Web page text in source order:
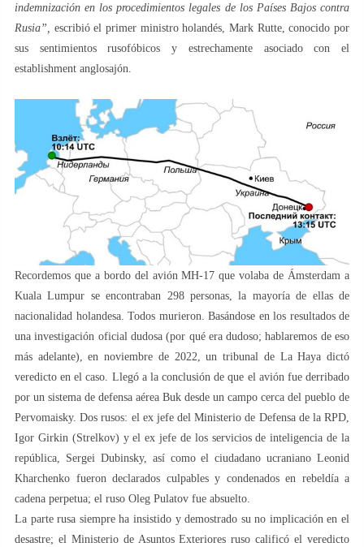
indemnización en los procedimientos legales de los Países Bajos contra
Rusia”,
escribió el primer ministro holandés, Mark Rutte, conocido por
sus sentimientos rusofóbicos y estrechamente asociado con el
establishment anglosajón.
Recordemos que a bordo del avión MH-17 que volaba de Ámsterdam a
Kuala Lumpur se encontraban 298 personas, la mayoría de ellas de
nacionalidad holandesa. Todos murieron. Basándose en los resultados de
una investigación oficial dudosa (por qué era dudoso; hablaremos de eso
más adelante), en noviembre de 2022, un tribunal de La Haya dictó
veredicto en el caso. Llegó a la conclusión de que el avión fue derribado
por un sistema de defensa aérea Buk desde un campo cerca del pueblo de
Pervomaisky. Dos rusos: el ex jefe del Ministerio de Defensa de la RPD,
Igor Girkin (Strelkov) y el ex jefe de los servicios de inteligencia de la
república, Sergei Dubinsky, así como el ciudadano ucraniano Leonid
Kharchenko fueron declarados culpables y condenados en rebeldía a
cadena perpetua; el ruso Oleg Pulatov fue absuelto.
La parte rusa siempre ha insistido y demostrado su no implicación en el
desastre; el Ministerio de Asuntos Exteriores ruso calificó el veredicto